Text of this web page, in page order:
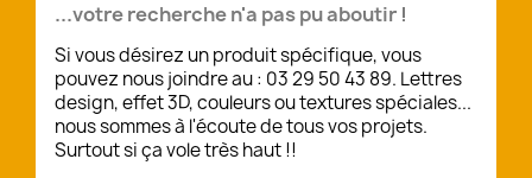
...votre recherche n'a pas pu aboutir !
Si vous désirez un produit spécifique, vous
pouvez nous joindre au : 03 29 50 43 89. Lettres
design, effet 3D, couleurs ou textures spéciales...
nous sommes à l'écoute de tous vos projets.
Surtout si ça vole très haut !!